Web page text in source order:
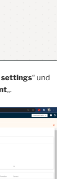
settings“ und
„.